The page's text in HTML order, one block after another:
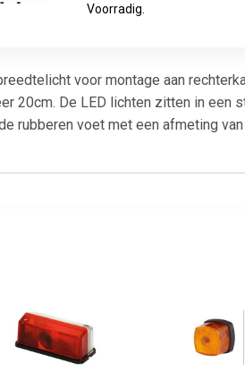
Voorradig.
voor montage aan
20cm. De LED lichten zitten in een
rubberen voet met een afmeting